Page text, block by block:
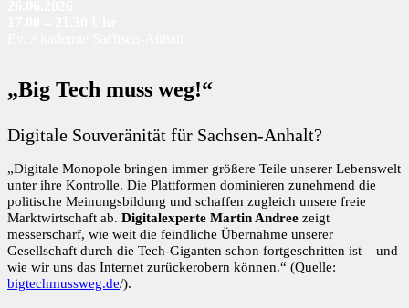
„Big Tech muss weg!“
Digitale Souveränität für Sachsen-Anhalt?
„Digitale Monopole bringen immer größere Teile unserer Lebenswelt
unter ihre Kontrolle. Die Plattformen dominieren zunehmend die
politische Meinungsbildung und schaffen zugleich unsere freie
Marktwirtschaft ab. Digitalexperte Martin Andree zeigt
messerscharf, wie weit die feindliche Übernahme unserer
Gesellschaft durch die Tech-Giganten schon fortgeschritten ist – und
wie wir uns das Internet zurückerobern können.“ (Quelle:
bigtechmussweg.de/).